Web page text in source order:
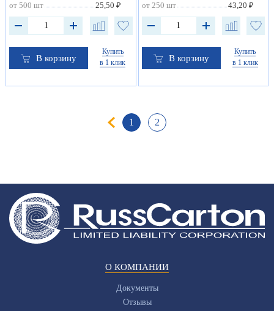
от 500 шт
25,50 ₽
В корзину
Купить
в 1 клик
от 250 шт
43,20 ₽
В корзину
Купить
в 1 клик
1 2
О КОМПАНИИ
Документы
Отзывы